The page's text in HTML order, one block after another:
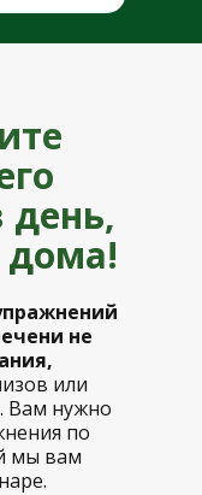
день,
дома!
не
или
Вам нужно
по
мы вам